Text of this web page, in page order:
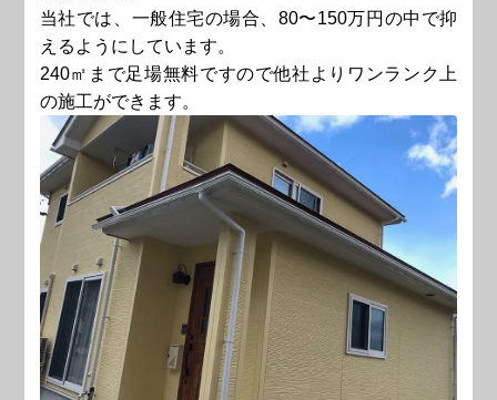
当社では、一般住宅の場合、80〜150万円の中で抑
えるようにしています。
240㎡まで足場無料ですので他社よりワンランク上
の施工ができます。